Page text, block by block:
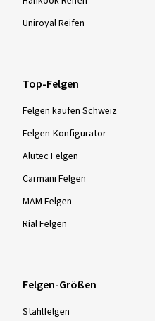
Uniroyal Reifen
Top-Felgen
Felgen kaufen Schweiz
Felgen-Konfigurator
Alutec Felgen
Carmani Felgen
MAM Felgen
Rial Felgen
Felgen-Größen
Stahlfelgen